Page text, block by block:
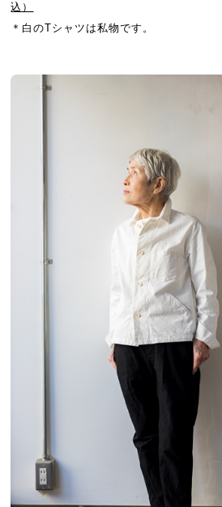
込）
＊白のTシャツは私物です。